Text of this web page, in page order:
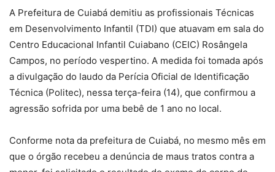
A Prefeitura de Cuiabá demitiu as profissionais Técnicas
em Desenvolvimento Infantil (TDI) que atuavam em sala do
Centro Educacional Infantil Cuiabano (CEIC) Rosângela
Campos, no período vespertino. A medida foi tomada após
a divulgação do laudo da Perícia Oficial de Identificação
Técnica (Politec), nessa terça-feira (14), que confirmou a
agressão sofrida por uma bebê de 1 ano no local.
Conforme nota da prefeitura de Cuiabá, no mesmo mês em
que o órgão recebeu a denúncia de maus tratos contra a